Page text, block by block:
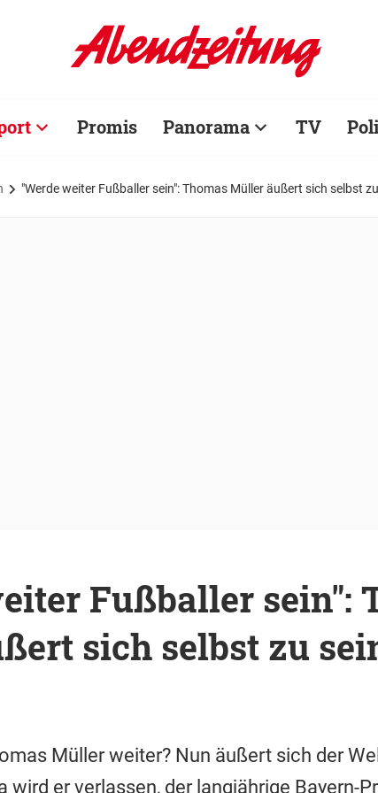
Promis Panorama TV
"Werde weiter Fußballer sein": Thomas Müller äußert sich selbst
Fußballer sein":
sich selbst zu
Müller weiter? Nun äußert sich der
wird er verlassen, der langjährige Bayern-